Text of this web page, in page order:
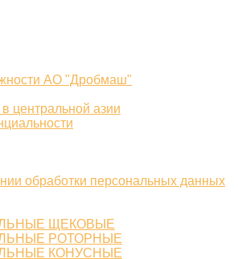
АО "Дробмаш"
центральной азии
обработки персональных данных
ЩЕКОВЫЕ
РОТОРНЫЕ
КОНУСНЫЕ